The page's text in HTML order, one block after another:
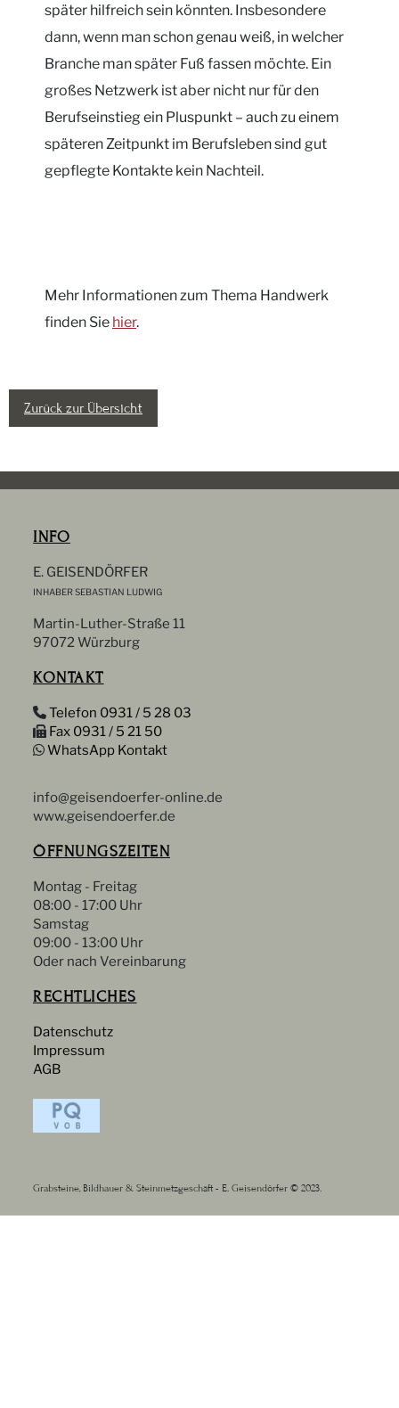
Zurück zur Übersicht
später hilfreich sein könnten. Insbesondere
dann, wenn man schon genau weiß, in welcher
Branche man später Fuß fassen möchte. Ein
großes Netzwerk ist aber nicht nur für den
Berufseinstieg ein Pluspunkt – auch zu einem
späteren Zeitpunkt im Berufsleben sind gut
gepflegte Kontakte kein Nachteil.
Mehr Informationen zum Thema Handwerk
finden Sie hier.
INFO
E. GEISENDÖRFER
INHABER SEBASTIAN LUDWIG
Martin-Luther-Straße 11
97072 Würzburg
KONTAKT
Telefon 0931 / 5 28 03
Fax 0931 / 5 21 50
WhatsApp Kontakt
info@geisendoerfer-online.de
www.geisendoerfer.de
ÖFFNUNGSZEITEN
Montag - Freitag
08:00 - 17:00 Uhr
Samstag
09:00 - 13:00 Uhr
Oder nach Vereinbarung
RECHTLICHES
Datenschutz
Impressum
AGB
Grabsteine, Bildhauer & Steinmetzgeschäft - E. Geisendörfer © 2023.